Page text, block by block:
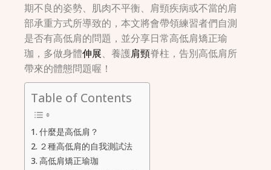
期不良的姿勢、肌肉不平衡、肩頸疾病或不當的肩
部承重方式所導致的，本文將會帶領練習者們自測
是否有高低肩的問題，並分享日常高低肩矯正瑜
珈，多做身體伸展、養護肩頸脊柱，告別高低肩所
帶來的體態問題喔！
Table of Contents
什麼是高低肩？
２種高低肩的自我測試法
高低肩矯正瑜珈